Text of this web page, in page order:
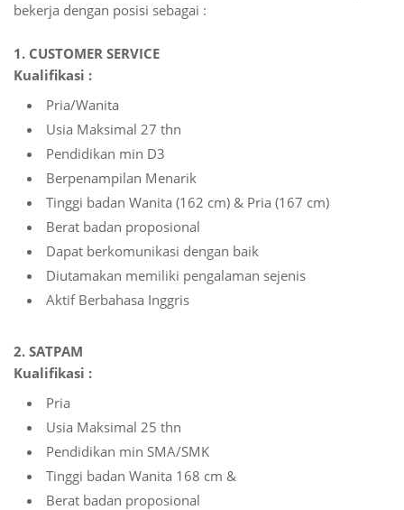
bekerja dengan posisi sebagai :
1. CUSTOMER SERVICE
Kualifikasi :
Pria/Wanita
Usia Maksimal 27 thn
Pendidikan min D3
Berpenampilan Menarik
Tinggi badan Wanita (162 cm) & Pria (167 cm)
Berat badan proposional
Dapat berkomunikasi dengan baik
Diutamakan memiliki pengalaman sejenis
Aktif Berbahasa Inggris
2. SATPAM
Kualifikasi :
Pria
Usia Maksimal 25 thn
Pendidikan min SMA/SMK
Tinggi badan Wanita 168 cm &
Berat badan proposional